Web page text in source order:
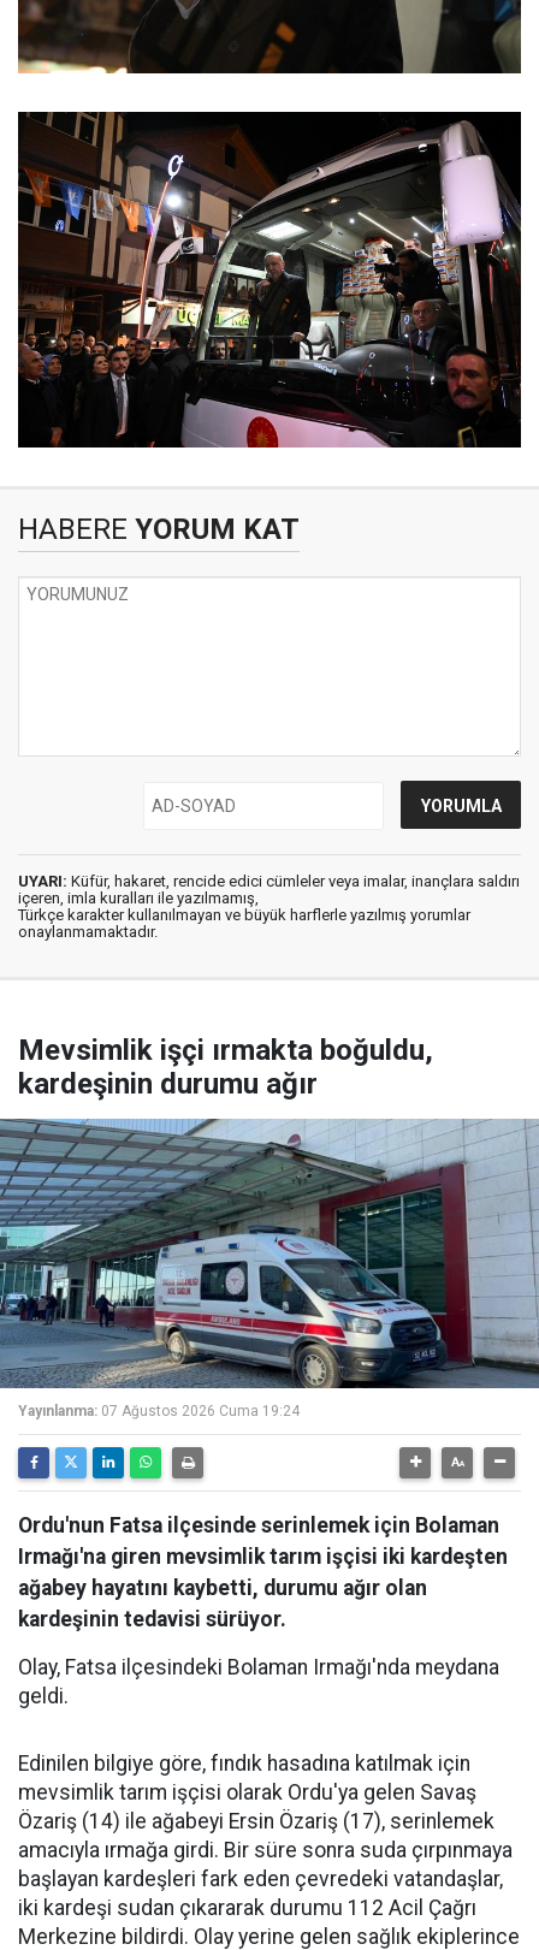
HABERE YORUM KAT
UYARI: Küfür, hakaret, rencide edici cümleler veya imalar, inançlara saldırı
içeren, imla kuralları ile yazılmamış,
Türkçe karakter kullanılmayan ve büyük harflerle yazılmış yorumlar
onaylanmamaktadır.
Mevsimlik işçi ırmakta boğuldu,
kardeşinin durumu ağır
Yayınlanma: 07 Ağustos 2026 Cuma 19:24
Ordu'nun Fatsa ilçesinde serinlemek için Bolaman
Irmağı'na giren mevsimlik tarım işçisi iki kardeşten
ağabey hayatını kaybetti, durumu ağır olan
kardeşinin tedavisi sürüyor.
Olay, Fatsa ilçesindeki Bolaman Irmağı'nda meydana
geldi.
Edinilen bilgiye göre, fındık hasadına katılmak için
mevsimlik tarım işçisi olarak Ordu'ya gelen Savaş
Özariş (14) ile ağabeyi Ersin Özariş (17), serinlemek
amacıyla ırmağa girdi. Bir süre sonra suda çırpınmaya
başlayan kardeşleri fark eden çevredeki vatandaşlar,
iki kardeşi sudan çıkararak durumu 112 Acil Çağrı
Merkezine bildirdi. Olay yerine gelen sağlık ekiplerince